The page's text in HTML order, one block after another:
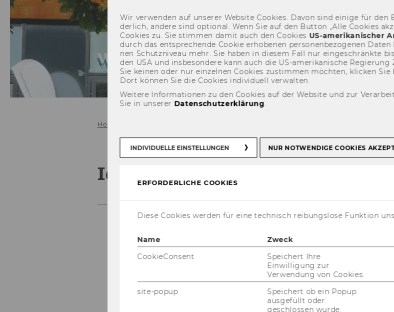
Home
IdeaLAB
Wir ver­wen­den auf un­se­rer Web­site Coo­kies. Davon sind ei­ni­ge für
der­lich, an­de­re sind op­tio­nal. Wenn Sie auf den But­ton „Alle Coo­kies
Coo­kies zu. Sie stim­men damit auch den Coo­kies US-​amerikanischer
durch das ent­spre­chen­de Coo­kie er­ho­be­nen per­so­nen­be­zo­ge­nen
nen Schutz­ni­veau mehr. Sie haben in die­sem Fall nur ein­ge­schränk­te
den USA und ins­be­son­de­re kann auch die US-​amerikanische
Sie kei­nen oder nur ein­zel­nen Coo­kies zu­stim­men möch­ten, kli­cken
Dort kön­nen Sie die Coo­kies in­di­vi­du­ell ver­wal­ten.
Weitere Informationen zu den Cookies auf der Website und zur
Sie in unserer Datenschutzerklärung.
INDIVIDUELLE EINSTELLUNGEN NUR NOTWENDIGE COOKIES
ERFORDERLICHE COOKIES
Diese Cookies werden für eine technisch reibungslose Funktion
Name Zweck
CookieConsent
Speichert Ihre
Einwilligung zur
Verwendung von Cookies.
site-popup
Speichert ob ein Popup
ausgefüllt oder
geschlossen wurde.